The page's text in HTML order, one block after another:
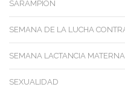
SARAMPION
SEMANA DE LA LUCHA
SEMANA LACTANCIA MATERNA
SEXUALIDAD